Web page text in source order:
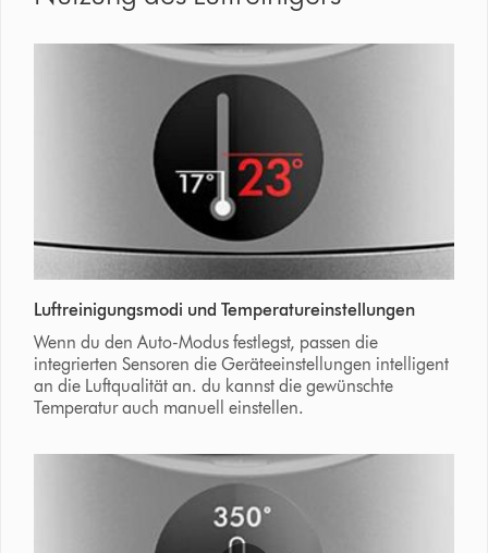
Luftreinigungsmodi und Temperatureinstellungen
Wenn du den Auto-Modus festlegst, passen die
integrierten Sensoren die Geräteeinstellungen intelligent
an die Luftqualität an. du kannst die gewünschte
Temperatur auch manuell einstellen.